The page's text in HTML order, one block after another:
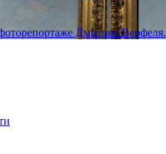
Дмитрия Верфеля.